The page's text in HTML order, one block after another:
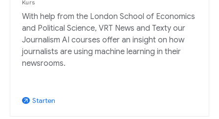
Kurs
With help from the London School of Economics
and Political Science, VRT News and Texty our
Journalism AI courses offer an insight on how
journalists are using machine learning in their
newsrooms.
arrow_outward Starten